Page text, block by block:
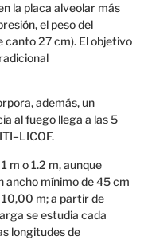
la placa alveolar más
, el pesodel
canto27cm). El objetivo
además, un
al fuego llega a las5
–LICOF.
1 m o 1.2 m, aunque
ancho mínimo de45cm
10,00 m;a partirde
se estudia cada
longitudesde